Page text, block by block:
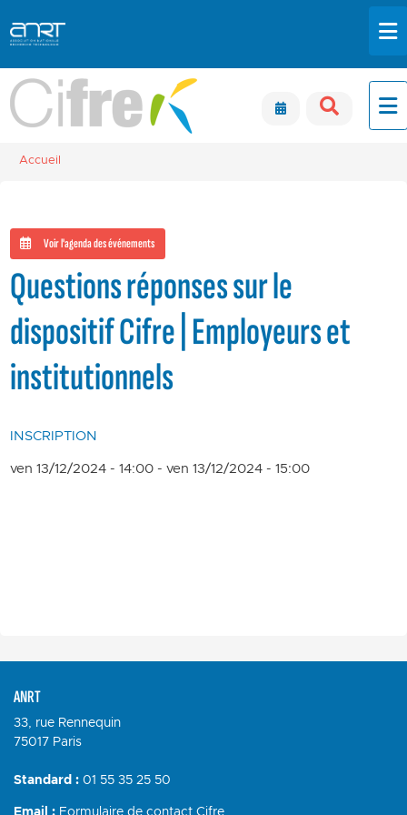
Accueil
Voir l'agenda des événements
Questions réponses sur le
dispositif Cifre | Employeurs et
institutionnels
INSCRIPTION
ven 13/12/2024 - 14:00- ven 13/12/2024 - 15:00
ANRT
33, rue Rennequin
75017 Paris
Standard : 01 55 35 25 50
Email : Formulaire de contact Cifre